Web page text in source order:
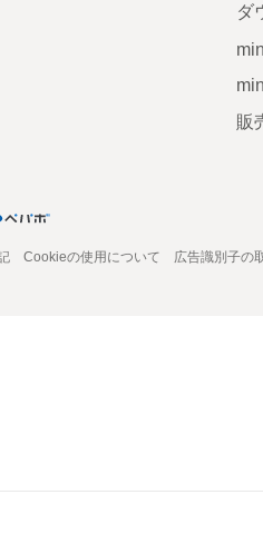
ダ
販
Cookieの使用について 広告識別子の